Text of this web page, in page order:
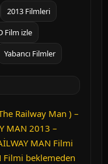
2013 Filmleri
Film izle
Yabancı Filmler
Railway Man ) –
MAN 2013 –
MAN Filmi
Filmi beklemeden